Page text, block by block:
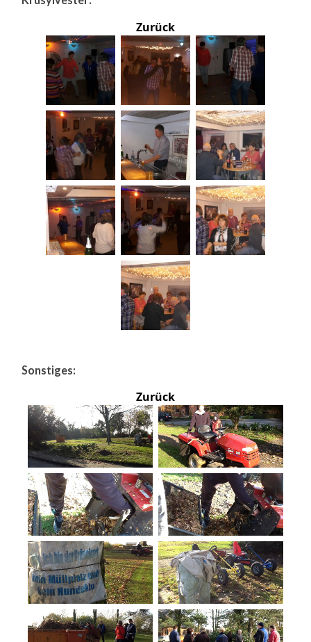
Zurück
Sonstiges:
Zurück